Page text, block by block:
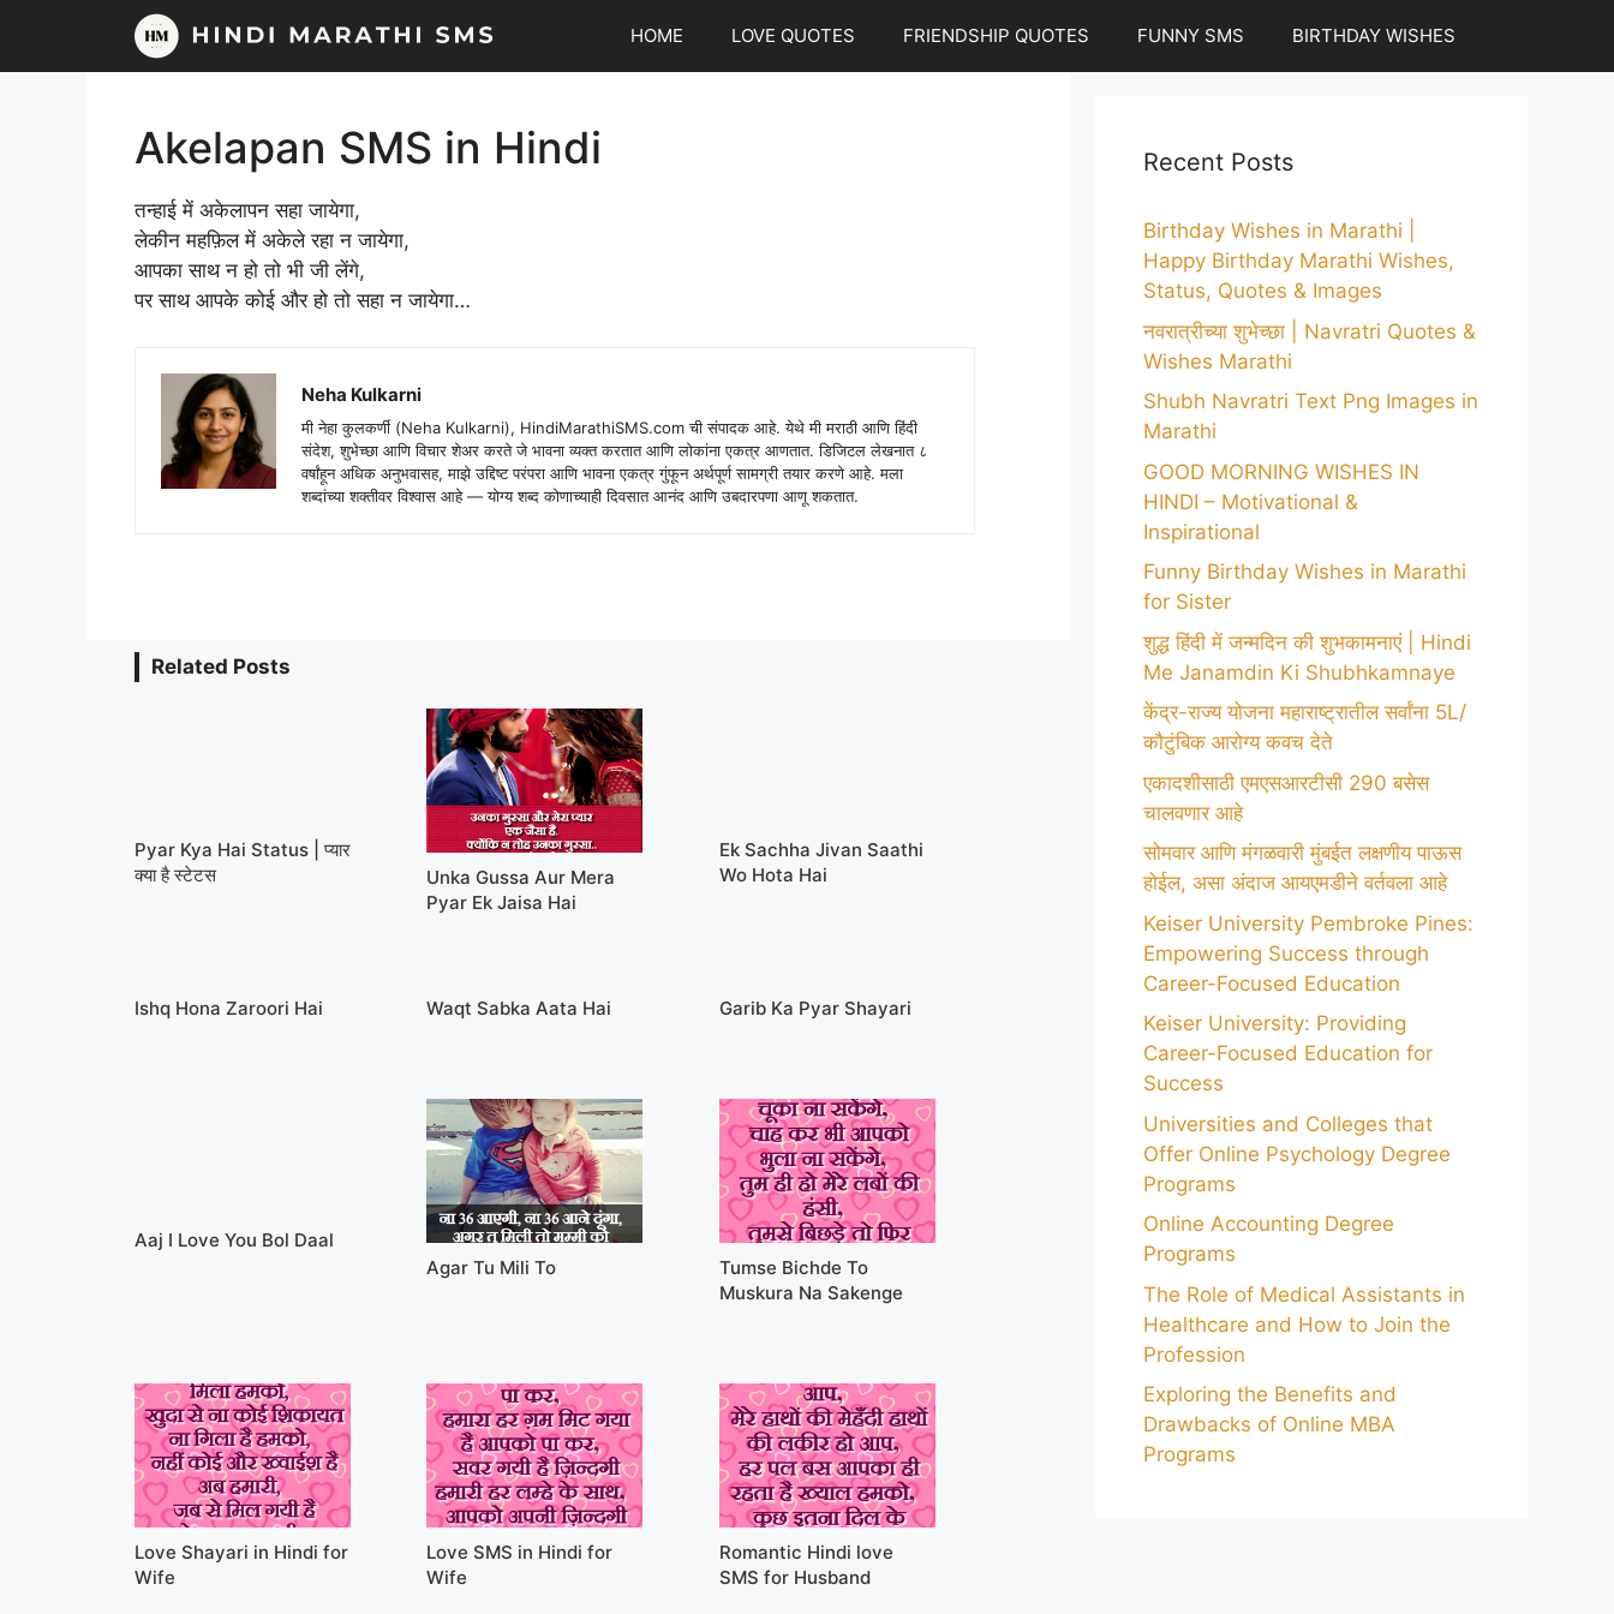
content
HOME LOVE QUOTES FRIENDSHIP QUOTES FUNNY SMS BIRTHDAY WISHES
Akelapan SMS in Hindi
तन्हाई में अकेलापन सहा जायेगा,
लेकीन महफ़िल में अकेले रहा न जायेगा,
आपका साथ न हो तो भी जी लेंगे,
पर साथ आपके कोई और हो तो सहा न जायेगा…
Neha Kulkarni
मी नेहा कुलकर्णी (Neha Kulkarni), HindiMarathiSMS.com ची संपादक आहे. येथे मी मराठी आणि हिंदी
संदेश, शुभेच्छा आणि विचार शेअर करते जे भावना व्यक्त करतात आणि लोकांना एकत्र आणतात. डिजिटल लेखनात ८
वर्षांहून अधिक अनुभवासह, माझे उद्दिष्ट परंपरा आणि भावना एकत्र गुंफून अर्थपूर्ण सामग्री तयार करणे आहे. मला
शब्दांच्या शक्तीवर विश्वास आहे — योग्य शब्द कोणाच्याही दिवसात आनंद आणि उबदारपणा आणू शकतात.
Related Posts
Pyar Kya Hai Status | प्यार
क्या है स्टेटस
Unka Gussa Aur Mera
Pyar Ek Jaisa Hai
Ek Sachha Jivan Saathi
Wo Hota Hai
Ishq Hona Zaroori Hai Waqt Sabka Aata Hai Garib Ka Pyar Shayari
Aaj I Love You Bol Daal
Agar Tu Mili To
Tumse Bichde To
Muskura Na Sakenge
Love Shayari in Hindi for
Wife
Love SMS in Hindi for
Wife
Romantic Hindi love
SMS for Husband
Recent Posts
Birthday Wishes in Marathi |
Happy Birthday Marathi Wishes,
Status, Quotes & Images
नवरात्रीच्या शुभेच्छा | Navratri Quotes &
Wishes Marathi
Shubh Navratri Text Png Images in
Marathi
GOOD MORNING WISHES IN
HINDI – Motivational &
Inspirational
Funny Birthday Wishes in Marathi
for Sister
शुद्ध हिंदी में जन्मदिन की शुभकामनाएं | Hindi
Me Janamdin Ki Shubhkamnaye
केंद्र-राज्य योजना महाराष्ट्रातील सर्वांना 5L/
कौटुंबिक आरोग्य कवच देते
एकादशीसाठी एमएसआरटीसी 290 बसेस
चालवणार आहे
सोमवार आणि मंगळवारी मुंबईत लक्षणीय पाऊस
होईल, असा अंदाज आयएमडीने वर्तवला आहे
Keiser University Pembroke Pines:
Empowering Success through
Career-Focused Education
Keiser University: Providing
Career-Focused Education for
Success
Universities and Colleges that
Offer Online Psychology Degree
Programs
Online Accounting Degree
Programs
The Role of Medical Assistants in
Healthcare and How to Join the
Profession
Exploring the Benefits and
Drawbacks of Online MBA
Programs